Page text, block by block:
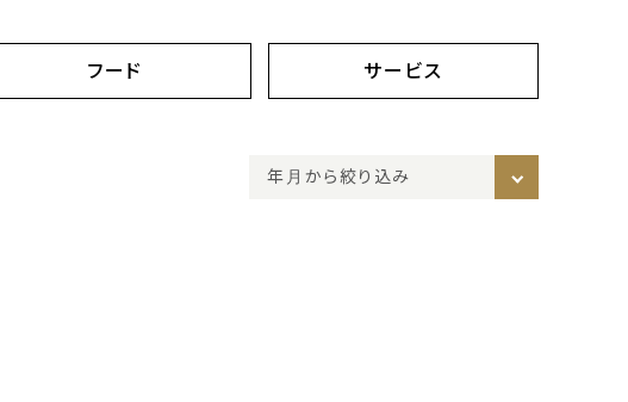
フード サービス
年月から絞り込み